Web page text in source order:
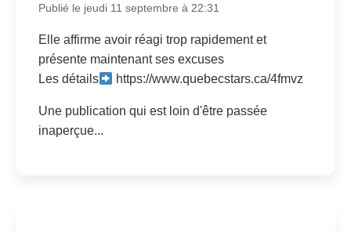
Publié le jeudi 11 septembre à 22:31
Elle affirme avoir réagi trop rapidement et
présente maintenant ses excuses
Les détails
https://www.quebecstars.ca/4fmvz
Une publication qui est loin d'être passée
inaperçue...